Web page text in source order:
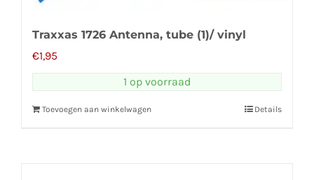
Traxxas 1726 Antenna, tube (1)/ vinyl
€1,95
1 op voorraad
Toevoegen aan winkelwagen Details